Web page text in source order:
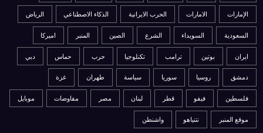
الإمارات الامارات الحرب الايرانية الذكاء الاصطناعي الرياض
السعودية السويداء الشرع الصين المنبر اميركا
ايران بوتين ترامب تكنلوجيا حرب حماس دبي
دمشق روسيا سوريا سياسة طهران غزة
فلسطين فيفو قطر لبنان مصر مفاوضات موبايل
موقع المنبر نتنياهو واشنطن